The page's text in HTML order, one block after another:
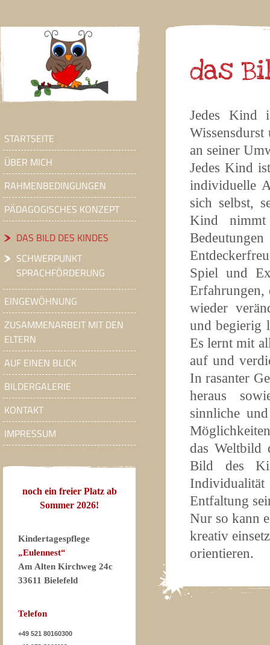
STARTSEITE
ÜBER MICH
RAHMENBEDINGUNGEN
PÄDAGOGISCHES KONZEPT
DAS BILD DES KINDES
SCHWERPUNKT
SPRACHFÖRDERUNG
EINGEWÖHNUNG
ZUSAMMENARBEIT MIT DEN
ELTERN
AUF EINEN BLICK
BILDERGALERIE
KONTAKT
IMPRESSUM
noch ein freier Platz ab
Sommer 2026!
Kindertagespflege
„Eulennest“
Am Alten Kirchweg 24c
33611 Bielefeld
Telefon
+49 521 80160300
das
Jedes Kind
Wissensdurst
an seiner
Jedes Kind
individuelle
sich selbst,
Kind
Spiel und
Erfahrungen,
wieder
und begierig
Es lernt mit
auf und
In rasanter
heraus
sinnliche
das Weltbild
Bild des
Entfaltung
Nur so kann
kreativ
orientieren.